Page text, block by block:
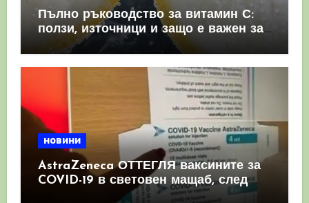
Пълно ръководство за витамин С:
ползи, източници и защо е важен за
имунната система
новини
AstraZeneca ОТТЕГЛЯ ваксините за
COVID-19 в световен мащаб, след
като призна, че те причиняват